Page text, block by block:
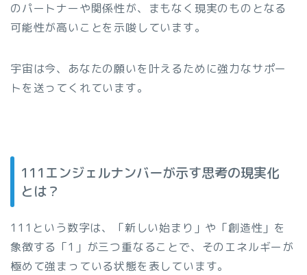
のパートナーや関係性が、まもなく現実のものとなる
可能性が高いことを示唆しています。
宇宙は今、あなたの願いを叶えるために強力なサポー
トを送ってくれています。
111エンジェルナンバーが示す思考の現実化
とは？
111という数字は、「新しい始まり」や「創造性」を
象徴する「1」が三つ重なることで、そのエネルギーが
極めて強まっている状態を表しています。